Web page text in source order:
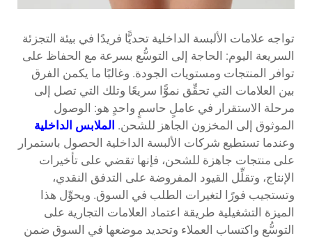
تواجه علامات الألبسة الداخلية تحديًّا فريدًا في بيئة التجزئة
السريعة اليوم: الحاجة إلى التوسُّع بسرعة مع الحفاظ على
توافر المنتجات ومستويات الجودة. وغالبًا ما يكمن الفرق
بين العلامات التي تحقِّق نموًّا سريعًا وتلك التي تصل إلى
مرحلة الاستقرار في عاملٍ حاسمٍ واحدٍ هو: الوصول
الموثوق إلى المخزون الجاهز للشحن. الملابس الداخلية
وعندما تستطيع شركات الألبسة الداخلية الحصول باستمرار
على منتجات جاهزة للشحن، فإنها تقضي على تأخيرات
الإنتاج، وتقلِّل القيود المفروضة على التدفق النقدي،
وتستجيب فورًا لتغيرات الطلب في السوق. ويحوِّل هذا
الميزة التشغيلية طريقة اعتماد العلامات التجارية على
التوسُّع واكتساب العملاء وتحديد موضعها في السوق ضمن